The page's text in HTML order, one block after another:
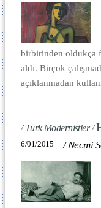
birbirinden oldukça
aldı. Birçok
açıklanmadan
/ Türk Modernistler /
6/01/2015 /Necmi